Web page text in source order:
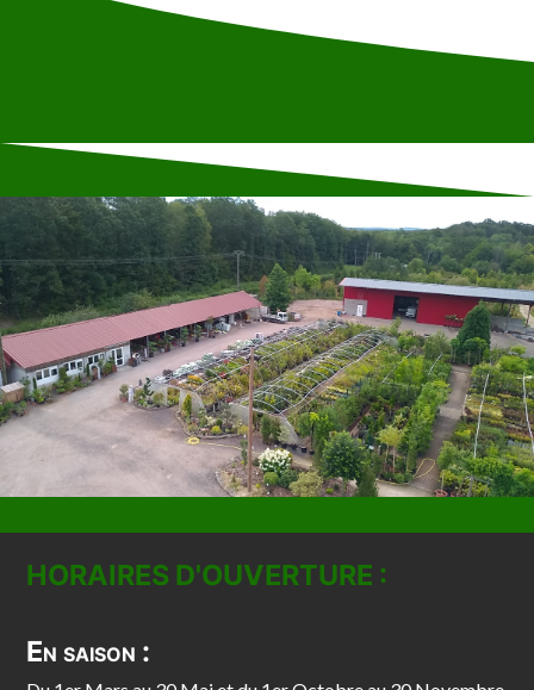
HORAIRES D'OUVERTURE :
En saison :